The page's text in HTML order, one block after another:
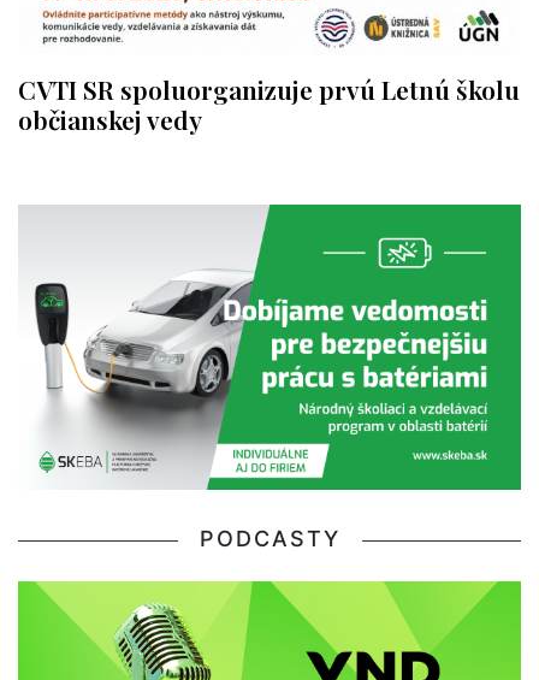
CVTI SR spoluorganizuje prvú Letnú školu
občianskej vedy
PODCASTY